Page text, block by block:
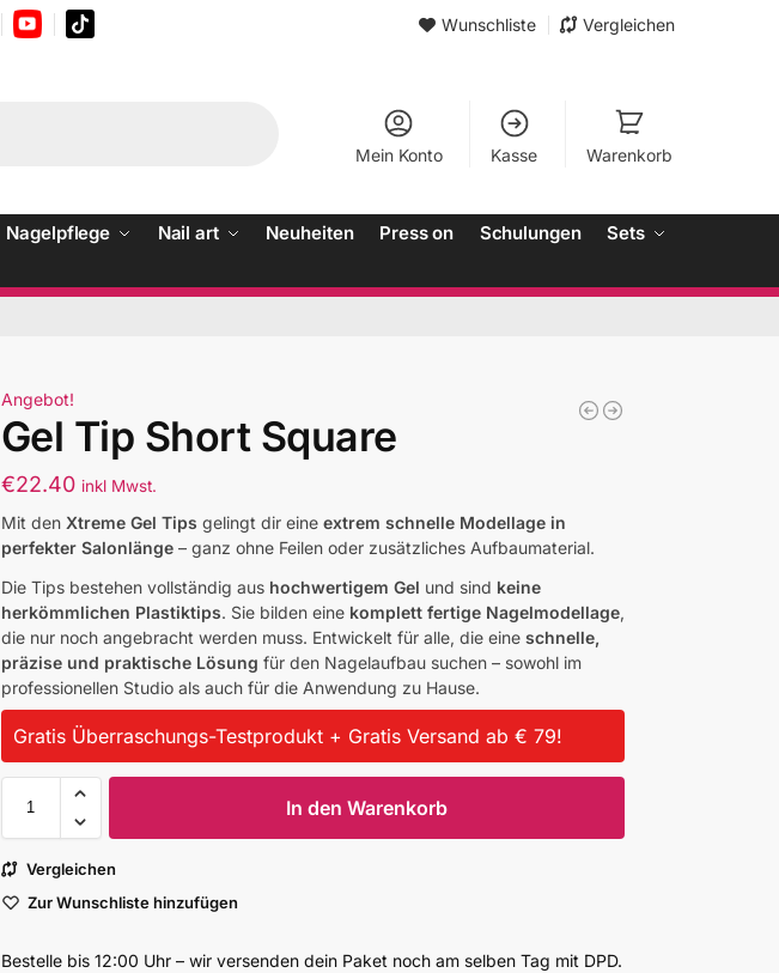
Wunschliste Vergleichen
Mein Konto Kasse Warenkorb
Nagelpflege Nail art Neuheiten Press on Schulungen
Sets
Angebot!
Gel Tip Short Square
€22.40 inkl Mwst.
Mit den Xtreme Gel Tips gelingt dir eine extrem schnelle Modellage in
perfekter Salonlänge– ganz ohne Feilen oder zusätzliches Aufbaumaterial.
Die Tips bestehen vollständig aus hochwertigem Gel und sind keine
herkömmlichen Plastiktips. Sie bilden eine komplett fertige Nagelmodellage,
die nur noch angebracht werden muss. Entwickelt für alle, die eine schnelle,
präzise und praktische Lösung für den Nagelaufbau suchen – sowohl im
professionellen Studio als auch für die Anwendung zu Hause.
Gratis Überraschungs-Testprodukt + Gratis Versand ab € 79!
In den Warenkorb
Vergleichen
Zur Wunschliste hinzufügen
Bestelle bis 12:00 Uhr – wir versenden dein Paket noch am selben Tag mit DPD.